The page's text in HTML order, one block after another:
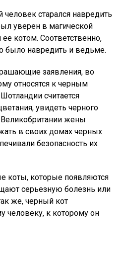
старался навредить
уверен в магической
котом. Соответственно,
было навредить и ведьме.
заявления, во
относятся к черным
считается
увидеть черного
жены
в своих домах черных
безопасность их
коты, которые появляются
серьезную болезнь или
же, черный кот
человеку, к которому он